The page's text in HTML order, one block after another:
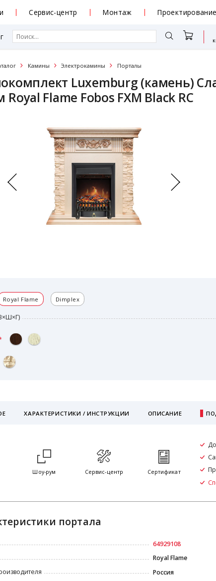
Сервис-центр Монтаж Проектирование
Камины Электрокамины Порталы
Luxemburg (камень)
Royal Flame Fobos FXM Black RC
Royal Flame Dimplex
ХАРАКТЕРИСТИКИ / ИНСТРУКЦИИ ОПИСАНИЕ
Шоу-рум Сервис-центр Сертификат
портала
64929108
Royal Flame
Россия